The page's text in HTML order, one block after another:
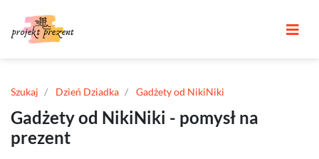
Szukaj Dzień Dziadka Gadżety od NikiNiki
Gadżety od NikiNiki - pomysł na
prezent